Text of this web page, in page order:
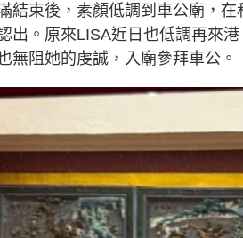
結束後，素顏低調到車公廟，
出。原來LISA近日也低調再來
無阻她的虔誠，入廟參拜車公。